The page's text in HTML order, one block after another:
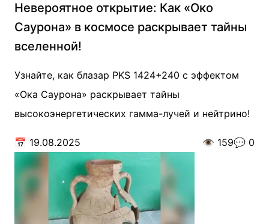
Невероятное открытие: Как «Око
Саурона» в космосе раскрывает тайны
вселенной!
Узнайте, как блазар PKS 1424+240 с эффектом
«Ока Саурона» раскрывает тайны
высокоэнергетических гамма-лучей и нейтрино!
📅 19.08.2025 👁️ 159💬 0